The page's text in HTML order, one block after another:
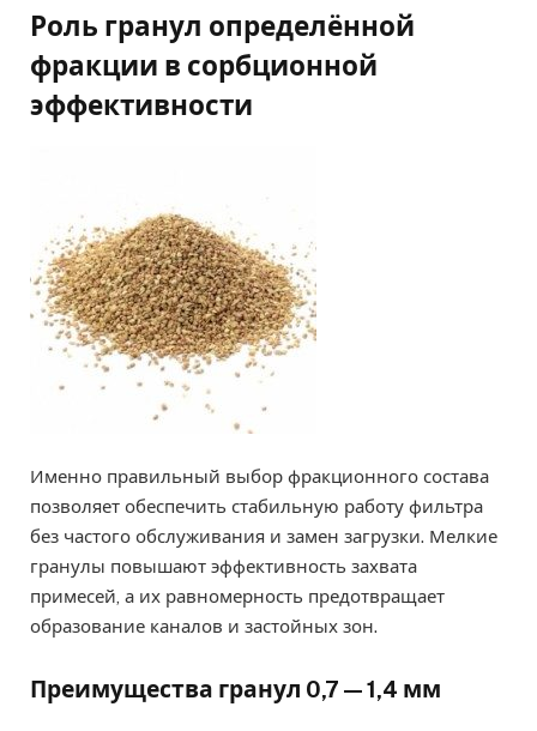
Роль гранул определённой
фракции в сорбционной
эффективности
Именно правильный выбор фракционного состава
позволяет обеспечить стабильную работу фильтра
без частого обслуживания и замен загрузки. Мелкие
гранулы повышают эффективность захвата
примесей, а их равномерность предотвращает
образование каналов и застойных зон.
Преимущества гранул 0,7 — 1,4 мм